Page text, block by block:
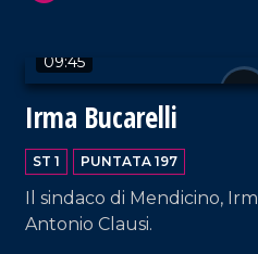
09:45
Irma Bucarelli
ST 1 PUNTATA 197
Il sindaco di Mendicino,
Antonio Clausi.